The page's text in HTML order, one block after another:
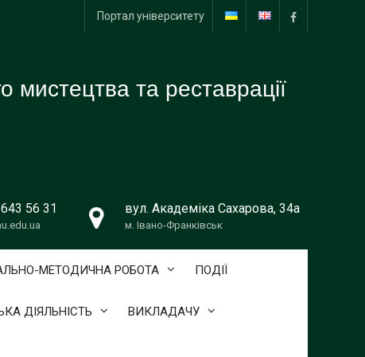
facebook
Портал університету
мистецтва та реставрації
56 31 вул. Академіка Сахарова, 34а
м. Івано-Франківськ
МЕТОДИЧНА РОБОТА ПОДІЇ
ДІЯЛЬНІСТЬ ВИКЛАДАЧУ